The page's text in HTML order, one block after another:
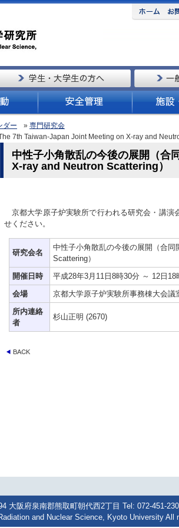
ダー » 専門研究会
7th Taiwan-Japan Joint Meeting on X-ray and
中性子小角散乱の今後の展開（
X-ray and Neutron Scattering）
京都大学原子炉実験所で行われる研究会・講
せください。
研究会名
中性子小角散乱の今後の展開（合
Scattering）
開催日時
平成28年3月11日8時30分 ～ 12日18
会場
京都大学原子炉実験所事務棟大会議
所内連絡
者
杉山正明 (2670)
大阪府泉南郡熊取町朝代西2丁目 Tel: 072-451-
and Nuclear Science, Kyoto University All